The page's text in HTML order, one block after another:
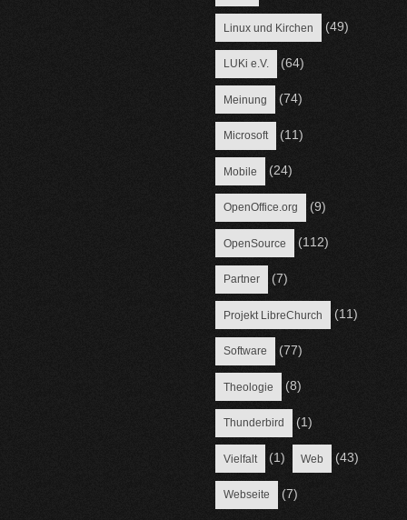
Linux und Kirchen (49)
LUKi e.V. (64)
Meinung (74)
Microsoft (11)
Mobile (24)
OpenOffice.org (9)
OpenSource (112)
Partner (7)
Projekt LibreChurch (11)
Software (77)
Theologie (8)
Thunderbird (1)
Vielfalt (1) Web (43)
Webseite (7)